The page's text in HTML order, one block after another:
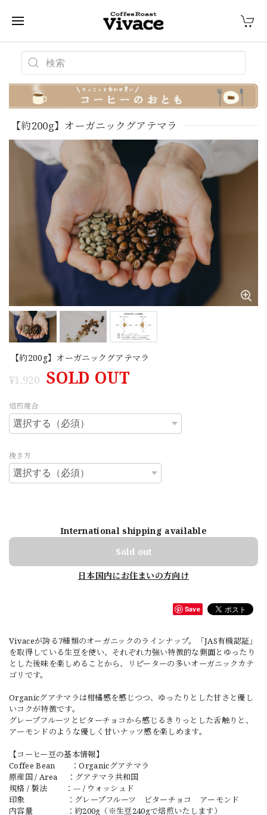
【約200g】オーガニックグアテマラ
【約200g】オーガニックグアテマラ
¥1,920 SOLD OUT
焙煎度合
挽き方
International shipping available
Sold out
日本国内にお住まいの方向け
Save
Vivaceが誇る7種類のオーガニックのラインナップ。「JAS有機認証」
を取得している生豆を使い、それぞれ力強い特徴的な側面とゆったり
とした後味を楽しめることから、リピーターの多いオーガニックカテ
ゴリです。
Organicグアテマラは柑橘感を感じつつ、ゆったりとした甘さと優し
いコクが特徴です。
グレープフルーツとビターチョコから感じるきりっとした舌触りと、
アーモンドのような優しく甘いナッツ感を楽しめます。
【コーヒー豆の基本情報】
Coffee Bean ：Organicグアテマラ
原産国 / Area ：グアテマラ共和国
規格 / 製法 ：--- / ウォッシュド
印象 ：グレープフルーツ ビターチョコ アーモンド
内容量 ：約200g（※生豆240gで焙煎いたします）